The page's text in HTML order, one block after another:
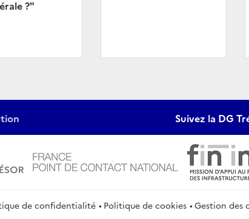
?"
Suivez la DG
de confidentialité Politique de cookies Gestion des